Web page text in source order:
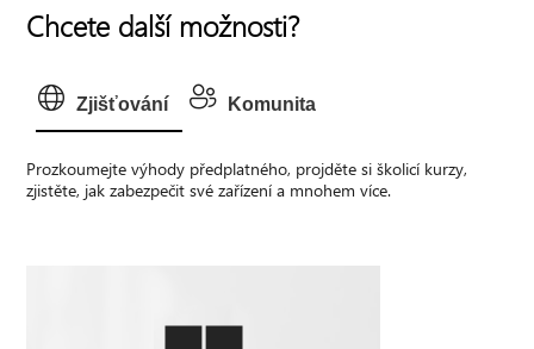
Chcete další možnosti?
Zjišťování Komunita
Prozkoumejte výhody předplatného, projděte si školicí kurzy,
zjistěte, jak zabezpečit své zařízení a mnohem více.